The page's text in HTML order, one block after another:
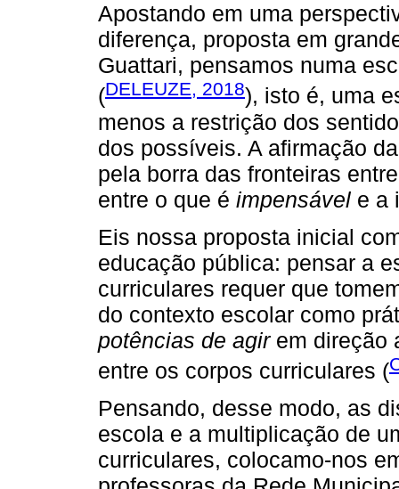
Apostando em uma
diferença, proposta em
Guattari, pensamos numa
(DELEUZE, 2018), isto é, uma
menos a restrição dos
dos possíveis. A afirmação
pela borra das fronteiras
entre o que é impensável e a
Eis nossa proposta inicial
educação pública: pensar a
curriculares requer que
do contexto escolar como
potências de agirem direção
entre os corpos curriculares (
Pensando, desse modo, as
escola e a multiplicação de
curriculares, colocamo-nos